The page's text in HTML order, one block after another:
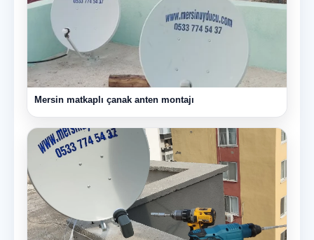
Mersin matkaplı çanak anten montajı